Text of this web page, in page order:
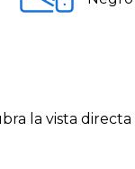
la vista